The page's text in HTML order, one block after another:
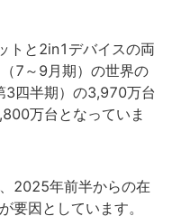
トと2in1デバイスの両
7～9月期）の世界の
3四半期）の3,970万台
万台となっていま
2025年前半からの在
要因としています。